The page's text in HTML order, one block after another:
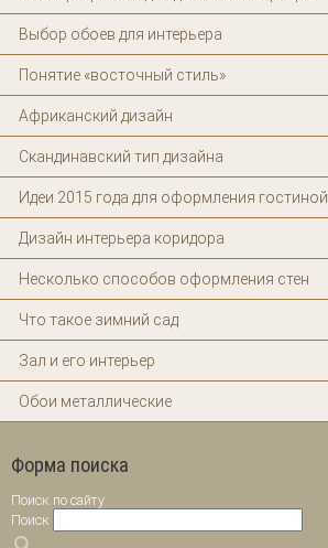
Выбор обоев для интерьера
Понятие «восточный стиль»
Африканский дизайн
Скандинавский тип дизайна
Идеи 2015 года для оформления гостиной
Дизайн интерьера коридора
Несколько способов оформления стен
Что такое зимний сад
Зал и его интерьер
Обои металлические
Форма поиска
Поиск по сайту
Поиск